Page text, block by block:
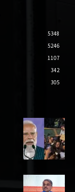
5348
5246
1107
342
305